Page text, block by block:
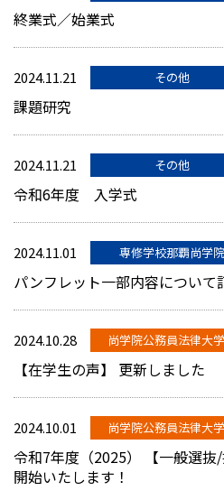
終業式／始業式
2024.11.21 その他
課題研究
2024.11.21 その他
令和6年度 入学式
2024.11.01 専修学校那覇尚学院
パンフレット一部内容について
2024.10.28 尚学院公務員法律大
【在学生の声】 更新しました
2024.10.01 尚学院公務員法律大
令和7年度（2025） 【一般選
開始いたします！